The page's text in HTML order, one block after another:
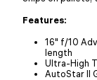
Features:
16" f/10
length
Ultra-High
AutoStar II